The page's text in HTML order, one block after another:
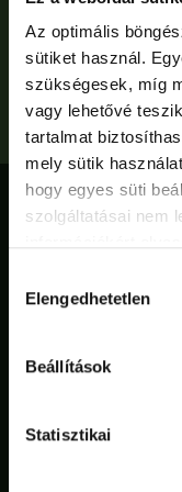
Az optimális
sütiket használ.
szükségesek, míg
vagy lehetővé
tartalmat
mely sütik
hogy egyes süti
szolgáltatásai nem
kiválasztása
Elengedhetetlen
Beállítások
Statisztikai
Ha a jövőre
szeretne lenni,
példamutató
Vállalati
Magas
lelkes és jól